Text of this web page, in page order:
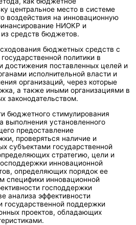
центральное место в системе
воздействия на инновационную
НИОКР и
средств бюджетов.
бюджетных средств с
политики в
достижения поставленных целей и
исполнительной власти и
организаций, через которые
а также иными организациями в
законодательством.
бюджетного стимулирования
выполнения установленного
предоставление
проверяться наличие и
субъектами государственной
стратегию, цели и
инновационной
определяющих порядок ее
специфики инновационной
господдержки
анализа эффективности
поддержки
проектов, обладающих